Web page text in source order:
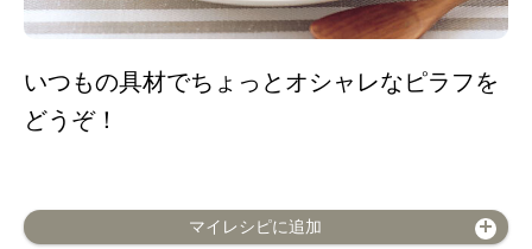
いつもの具材でちょっとオシャレなピラフを
どうぞ！
マイレシピに追加